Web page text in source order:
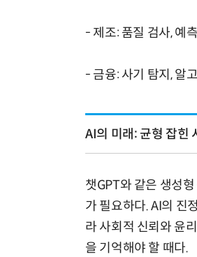
- 제조: 품질 검사, 예
- 금융: 사기 탐지, 알
AI의 미래: 균형 잡힌
챗GPT와 같은 생성
가 필요하다. AI의 진
라 사회적 신뢰와 윤
을 기억해야 할 때다.